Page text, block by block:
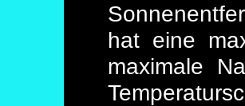
hat eine
maximale